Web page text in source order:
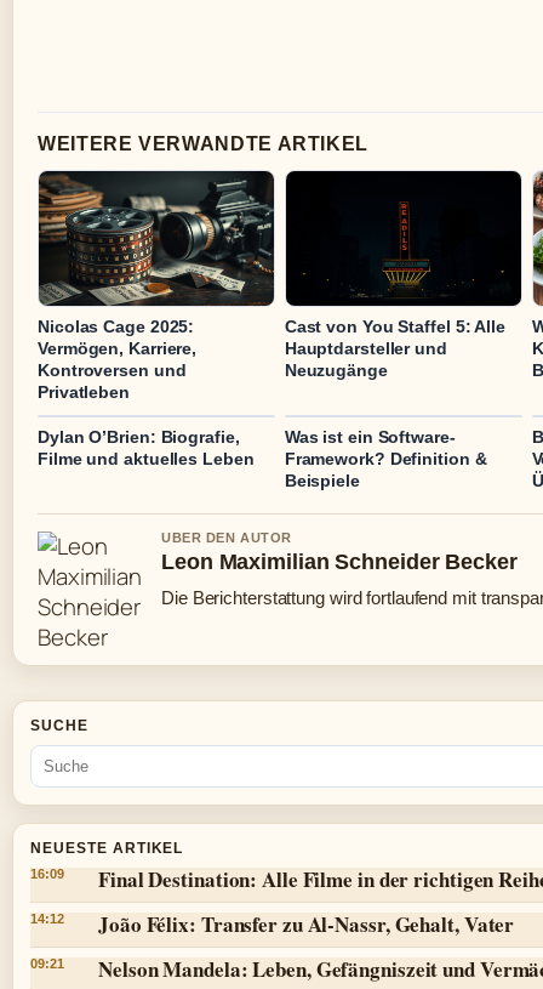
WEITERE VERWANDTE ARTIKEL
Nicolas Cage 2025:
Vermögen, Karriere,
Kontroversen und
Privatleben
Cast von You Staffel 5: Alle
Hauptdarsteller und
Neuzugänge
Dylan O’Brien: Biografie,
Filme und aktuelles Leben
Was ist ein Software-
Framework? Definition &
Beispiele
UBER DEN AUTOR
Leon Maximilian Schneider Becker
Die Berichterstattung wird fortlaufend mit
SUCHE
NEUESTE ARTIKEL
16:09 Final Destination: Alle Filme in der richtigen
14:12 João Félix: Transfer zu Al-Nassr, Gehalt, Vater
09:21 Nelson Mandela: Leben, Gefängniszeit und